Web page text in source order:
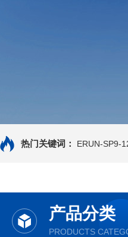
热门关键词： ERUN-SP9-
产品分类
PRODUCTS